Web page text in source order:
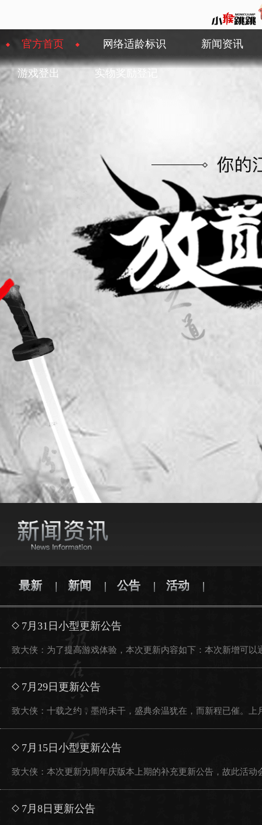
官方首页 网络适龄标识 新闻资讯
游戏登出 实物奖励登记
最新 | 新闻 | 公告 | 活动 |
7月31日小型更新公告
致大侠：为了提高游戏体验，本次更新内容如下：本次新增可
7月29日更新公告
致大侠：十载之约，墨尚未干，盛典余温犹在，而新程已催。
7月15日小型更新公告
致大侠：本次更新为周年庆版本上期的补充更新公告，故此活
7月8日更新公告